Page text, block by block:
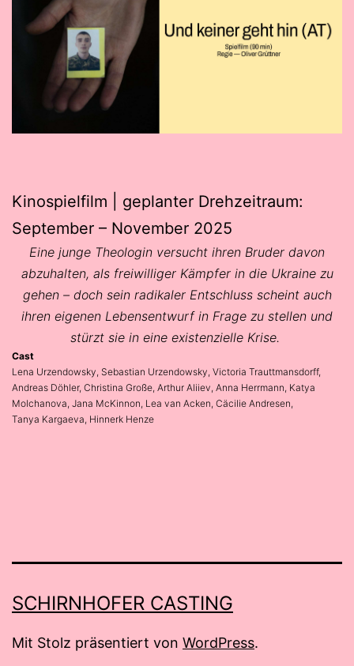
Kinospielfilm | geplanter Drehzeitraum:
September – November 2025
Eine junge Theologin versucht ihren Bruder davon
abzuhalten, als freiwilliger Kämpfer in die Ukraine zu
gehen – doch sein radikaler Entschluss scheint auch
ihren eigenen Lebensentwurf in Frage zu stellen und
stürzt sie in eine existenzielle Krise.
Cast
Lena Urzendowsky, Sebastian Urzendowsky, Victoria Trauttmansdorff,
Andreas Döhler, Christina Große, Arthur Aliiev, Anna Herrmann, Katya
Molchanova, Jana McKinnon, Lea van Acken, Cäcilie Andresen,
Tanya Kargaeva, Hinnerk Henze
SCHIRNHOFER CASTING
Mit Stolz präsentiert von WordPress.